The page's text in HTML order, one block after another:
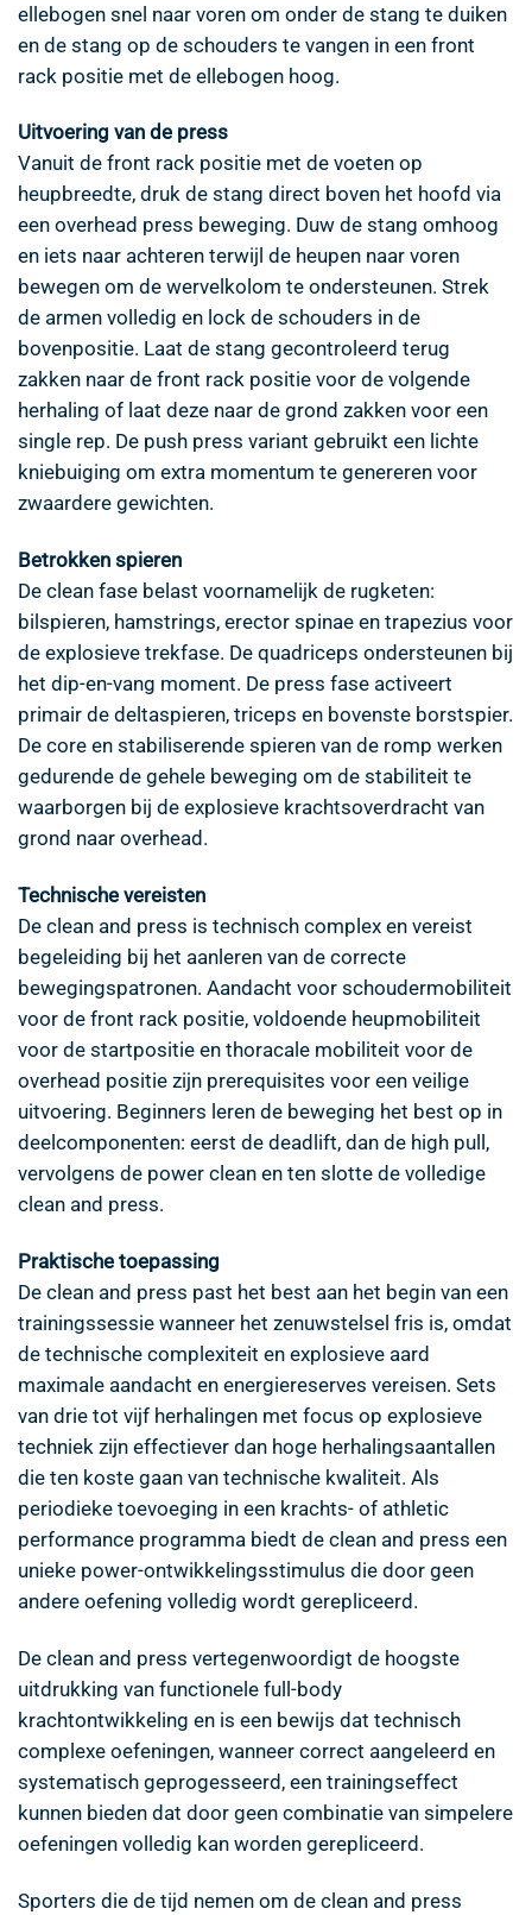
ellebogen snel naar voren om onder de stang te duiken
en de stang op de schouders te vangen in een front
rack positie met de ellebogen hoog.
Uitvoering van de press
Vanuit de front rack positie met de voeten op
heupbreedte, druk de stang direct boven het hoofd via
een overhead press beweging. Duw de stang omhoog
en iets naar achteren terwijl de heupen naar voren
bewegen om de wervelkolom te ondersteunen. Strek
de armen volledig en lock de schouders in de
bovenpositie. Laat de stang gecontroleerd terug
zakken naar de front rack positie voor de volgende
herhaling of laat deze naar de grond zakken voor een
single rep. De push press variant gebruikt een lichte
kniebuiging om extra momentum te genereren voor
zwaardere gewichten.
Betrokken spieren
De clean fase belast voornamelijk de rugketen:
bilspieren, hamstrings, erector spinae en trapezius voor
de explosieve trekfase. De quadriceps ondersteunen bij
het dip-en-vang moment. De press fase activeert
primair de deltaspieren, triceps en bovenste borstspier.
De core en stabiliserende spieren van de romp werken
gedurende de gehele beweging om de stabiliteit te
waarborgen bij de explosieve krachtsoverdracht van
grond naar overhead.
Technische vereisten
De clean and press is technisch complex en vereist
begeleiding bij het aanleren van de correcte
bewegingspatronen. Aandacht voor schoudermobiliteit
voor de front rack positie, voldoende heupmobiliteit
voor de startpositie en thoracale mobiliteit voor de
overhead positie zijn prerequisites voor een veilige
uitvoering. Beginners leren de beweging het best op in
deelcomponenten: eerst de deadlift, dan de high pull,
vervolgens de power clean en ten slotte de volledige
clean and press.
Praktische toepassing
De clean and press past het best aan het begin van een
trainingssessie wanneer het zenuwstelsel fris is, omdat
de technische complexiteit en explosieve aard
maximale aandacht en energiereserves vereisen. Sets
van drie tot vijf herhalingen met focus op explosieve
techniek zijn effectiever dan hoge herhalingsaantallen
die ten koste gaan van technische kwaliteit. Als
periodieke toevoeging in een krachts- of athletic
performance programma biedt de clean and press een
unieke power-ontwikkelingsstimulus die door geen
andere oefening volledig wordt gerepliceerd.
De clean and press vertegenwoordigt de hoogste
uitdrukking van functionele full-body
krachtontwikkeling en is een bewijs dat technisch
complexe oefeningen, wanneer correct aangeleerd en
systematisch geprogesseerd, een trainingseffect
kunnen bieden dat door geen combinatie van simpelere
oefeningen volledig kan worden gerepliceerd.
Sporters die de tijd nemen om de clean and press